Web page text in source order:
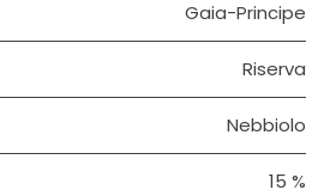
Gaia-Principe
Riserva
Nebbiolo
15 %